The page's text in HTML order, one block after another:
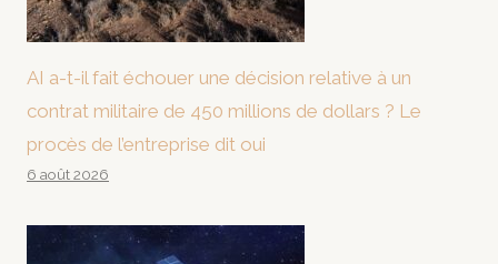
AI a-t-il fait échouer une décision relative à un
contrat militaire de 450 millions de dollars ? Le
procès de l’entreprise dit oui
6 août 2026